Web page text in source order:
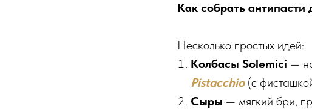
Как собрать антипасти
Несколько простых идей:
Колбасы Solemici —
Pistacchio(с
Сыры — мягкий бри,